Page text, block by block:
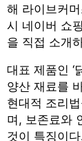
해 라이브커
시 네이버 쇼
을 직접 소개
대표 제품인 ‘
양산 재료를
현대적 조리
며, 보존료와
것이 특징이